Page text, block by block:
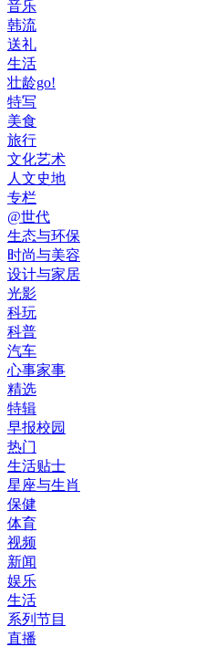
音乐
韩流
送礼
生活
壮龄go!
特写
美食
旅行
文化艺术
人文史地
专栏
@世代
生态与环保
时尚与美容
设计与家居
光影
科玩
科普
汽车
心事家事
精选
特辑
早报校园
热门
生活贴士
星座与生肖
保健
体育
视频
新闻
娱乐
生活
系列节目
直播